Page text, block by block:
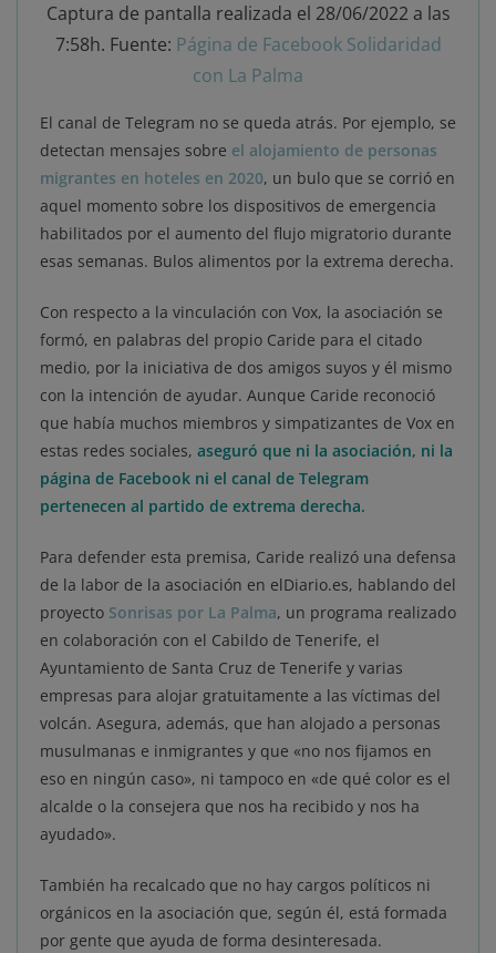
Captura de pantalla realizada el 28/06/2022 a las
7:58h. Fuente: Página de Facebook Solidaridad
con La Palma
El canal de Telegram no se queda atrás. Por ejemplo, se
detectan mensajes sobre el alojamiento de personas
migrantes en hoteles en 2020, un bulo que se corrió en
aquel momento sobre los dispositivos de emergencia
habilitados por el aumento del flujo migratorio durante
esas semanas. Bulos alimentos por la extrema derecha.
Con respecto a la vinculación con Vox, la asociación se
formó, en palabras del propio Caride para el citado
medio, por la iniciativa de dos amigos suyos y él mismo
con la intención de ayudar. Aunque Caride reconoció
que había muchos miembros y simpatizantes de Vox en
estas redes sociales, aseguró que ni la asociación, ni la
página de Facebook ni el canal de Telegram
pertenecen al partido de extrema derecha.
Para defender esta premisa, Caride realizó una defensa
de la labor de la asociación en elDiario.es, hablando del
proyecto Sonrisas por La Palma, un programa realizado
en colaboración con el Cabildo de Tenerife, el
Ayuntamiento de Santa Cruz de Tenerife y varias
empresas para alojar gratuitamente a las víctimas del
volcán. Asegura, además, que han alojado a personas
musulmanas e inmigrantes y que «no nos fijamos en
eso en ningún caso», ni tampoco en «de qué color es el
alcalde o la consejera que nos ha recibido y nos ha
ayudado».
También ha recalcado que no hay cargos políticos ni
orgánicos en la asociación que, según él, está formada
por gente que ayuda de forma desinteresada.